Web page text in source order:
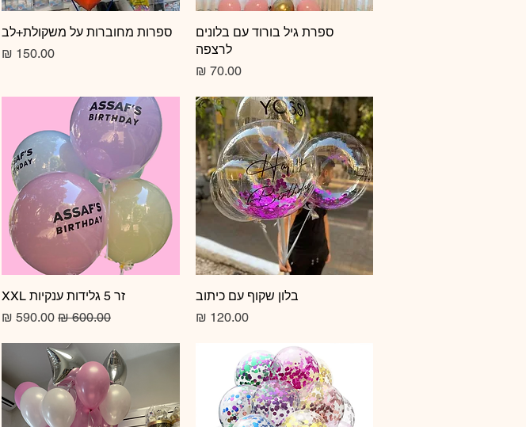
תצוגה מהירה
ספרת גיל בורוד עם בלונים
לרצפה
מחיר‏70.00 ‏₪
תצוגה מהירה
ספרות מחוברות על משקולת+לב
מחיר
תצוגה מהירה
בלון שקוף עם כיתוב
מחיר‏120.00 ‏₪
תצוגה מהירה
זר 5 גלידות ענקיות XXL
מחיר רגיל מחיר מבצע